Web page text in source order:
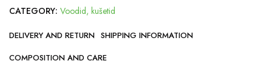
CATEGORY: Voodid, kušetid
DELIVERY AND RETURN SHIPPING INFORMATION
COMPOSITION AND CARE